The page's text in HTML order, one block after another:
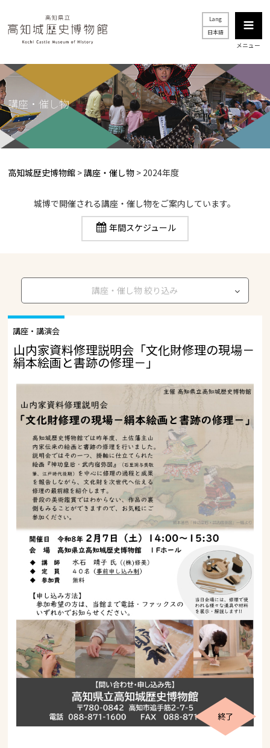
Lang
日本語
メニュー
講座・催し物
高知城歴史博物館 >講座・催し物 > 2024年度
城博で開催される講座・催し物をご案内しています。
年間スケジュール
講座・催し物 絞り込み
講座・講演会
山内家資料修理説明会「文化財修理の現場－
絹本絵画と書跡の修理－」
終了